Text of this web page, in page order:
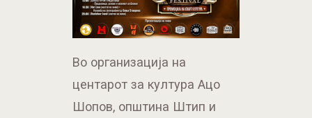
Во организација на
центарот за култура Ацо
Шопов, општина Штип и